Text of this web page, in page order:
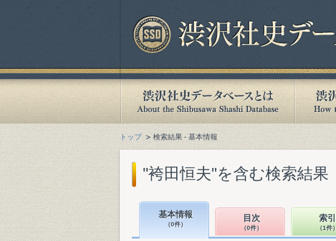
トップ 検索結果 - 基本情報
"袴田恒夫"を含む検索結果
基本情報
（0件）
目次
（0件）
索引
（1件）